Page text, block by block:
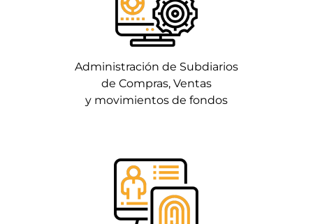
Administración de Subdiarios
de Compras, Ventas
y movimientos de fondos